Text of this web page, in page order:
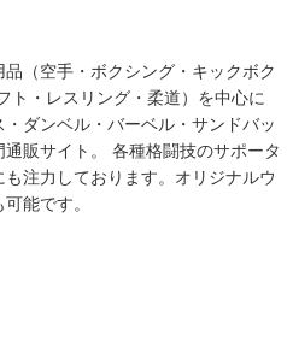
込む
（空手・ボクシング・キックボク
ト・レスリング・柔道）を中心に
ダンベル・バーベル・サンドバッ
販サイト。 各種格闘技のサポータ
注力しております。オリジナルウ
能です。